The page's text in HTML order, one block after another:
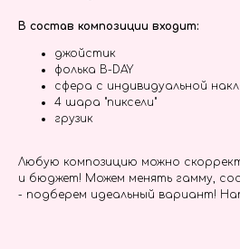
В состав композиции входит:
джойстик
фолька B-DAY
сфера с индивидуальной
4 шара "пиксели"
грузик
Любую композицию можно
и бюджет! Можем менять гамму,
- подберем идеальный вариант!